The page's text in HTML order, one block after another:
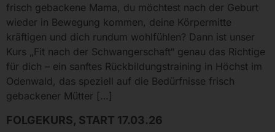
frisch gebackene Mama, du möchtest nach der Geburt
wieder in Bewegung kommen, deine Körpermitte
kräftigen und dich rundum wohlfühlen? Dann ist unser
Kurs „Fit nach der Schwangerschaft“ genau das Richtige
für dich – ein sanftes Rückbildungstraining in Höchst im
Odenwald, das speziell auf die Bedürfnisse frisch
gebackener Mütter […]
FOLGEKURS, START 17.03.26